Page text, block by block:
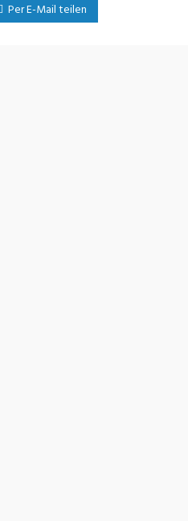
Per E-Mail teilen